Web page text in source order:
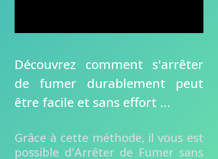
Découvrez comment s'arrêter
de fumer durablement peut
être facile et sans effort ...
Grâce à cette méthode, il vous est
possible d'Arrêter de Fumer sans